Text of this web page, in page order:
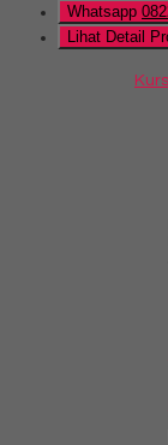
Whatsapp
Lihat Detail